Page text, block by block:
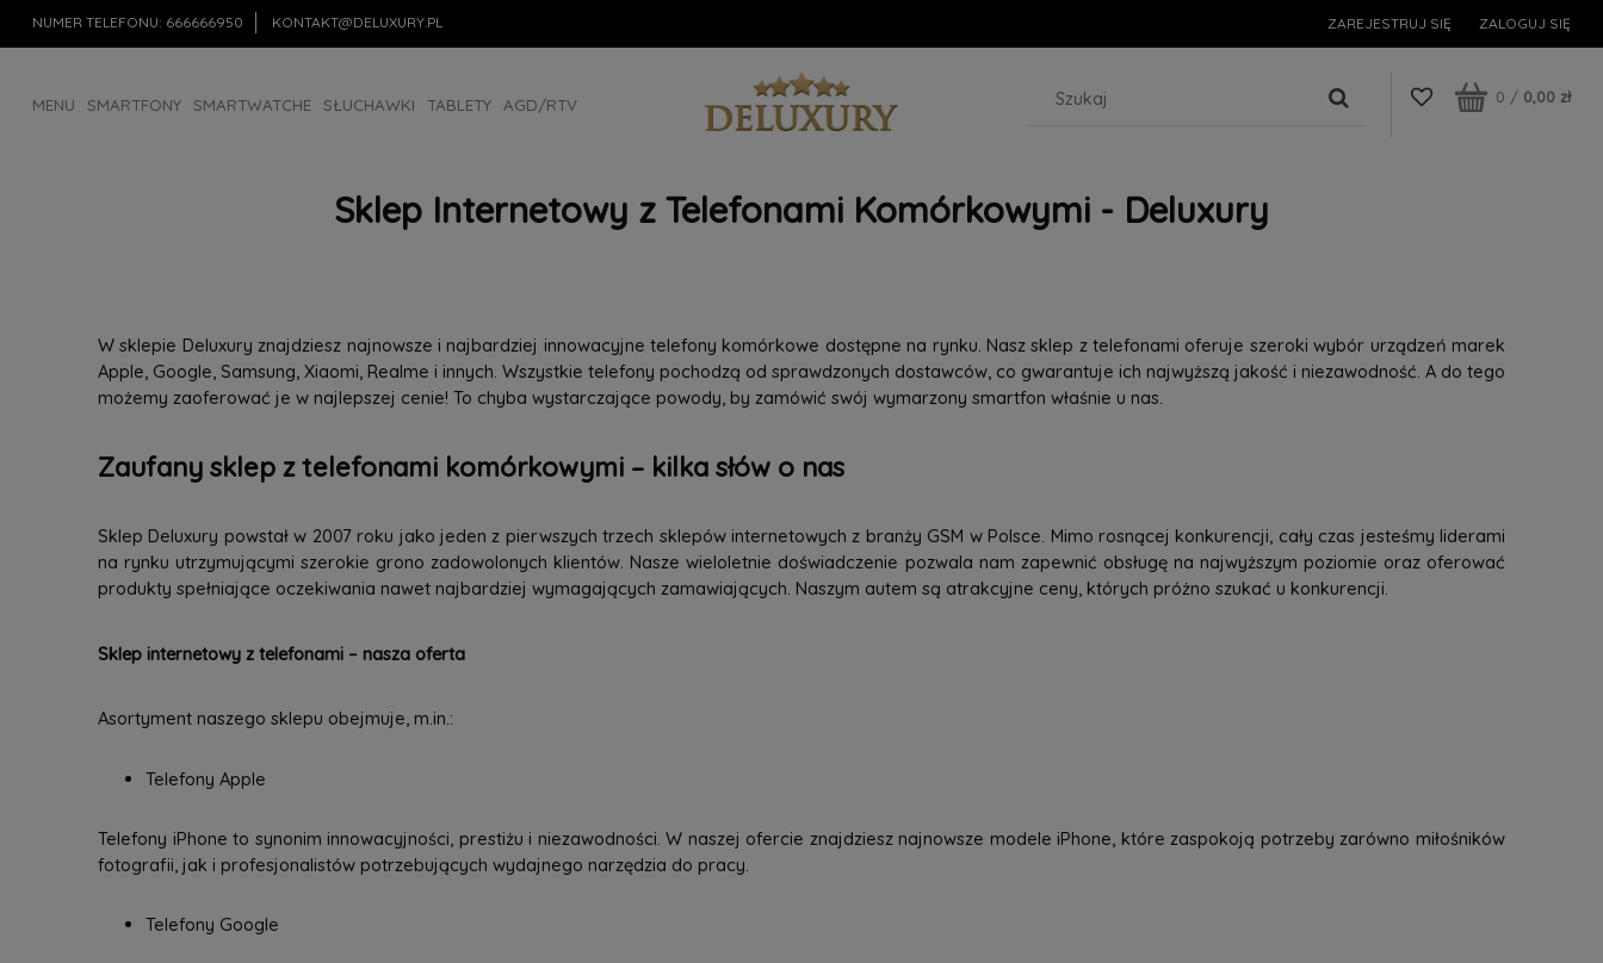
NUMER TELEFONU: 666666950 KONTAKT@DELUXURY.PL ZAREJESTRUJ SIĘ ZALOGUJ SIĘ
MENU SMARTFONY SMARTWATCHE SŁUCHAWKI TABLETY AGD/RTV 0 / 0,00 zł
Sklep Internetowy z Telefonami Komórkowymi - Deluxury
W sklepie Deluxury znajdziesz najnowsze i najbardziej innowacyjne telefony komórkowe dostępne na rynku. Nasz sklep z telefonami oferuje szeroki wybór urządzeń marek
Apple, Google, Samsung, Xiaomi, Realme i innych. Wszystkie telefony pochodzą od sprawdzonych dostawców, co gwarantuje ich najwyższą jakość i niezawodność. A do tego
możemy zaoferować je w najlepszej cenie! To chyba wystarczające powody, by zamówić swój wymarzony smartfon właśnie u nas.
Zaufany sklep z telefonami komórkowymi – kilka słów o nas
Sklep Deluxury powstał w 2007 roku jako jeden z pierwszych trzech sklepów internetowych z branży GSM w Polsce. Mimo rosnącej konkurencji, cały czas jesteśmy liderami
na rynku utrzymującymi szerokie grono zadowolonych klientów. Nasze wieloletnie doświadczenie pozwala nam zapewnić obsługę na najwyższym poziomie oraz oferować
produkty spełniające oczekiwania nawet najbardziej wymagających zamawiających. Naszym autem są atrakcyjne ceny, których próżno szukać u konkurencji.
Sklep internetowy z telefonami – nasza oferta
Asortyment naszego sklepu obejmuje, m.in.:
Telefony Apple
Telefony iPhone to synonim innowacyjności, prestiżu i niezawodności. W naszej ofercie znajdziesz najnowsze modele iPhone, które zaspokoją potrzeby zarówno miłośników
fotografii, jak i profesjonalistów potrzebujących wydajnego narzędzia do pracy.
Telefony Google